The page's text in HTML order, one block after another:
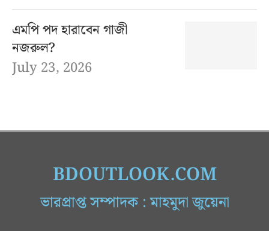
এমপি পদ হারাবেন গাজী
নজরুল?
July 23, 2026
BDOUTLOOK.COM
ভারপ্রাপ্ত সম্পাদক : মাহমুদা জুয়েনা